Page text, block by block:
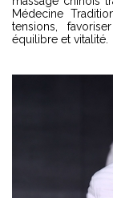
Médecine
tensions,
équilibre et vitalité.